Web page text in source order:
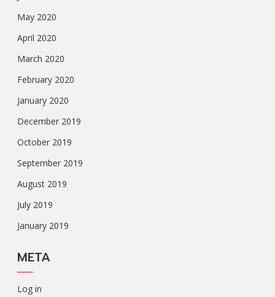
May 2020
April 2020
March 2020
February 2020
January 2020
December 2019
October 2019
September 2019
August 2019
July 2019
January 2019
META
Log in